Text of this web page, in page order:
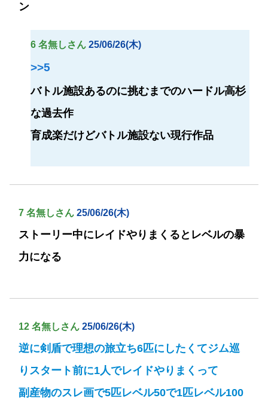
ン
6 名無しさん 25/06/26(木)
>>5
バトル施設あるのに挑むまでのハードル高杉
な過去作
育成楽だけどバトル施設ない現行作品
7 名無しさん 25/06/26(木)
ストーリー中にレイドやりまくるとレベルの暴
力になる
12 名無しさん 25/06/26(木)
逆に剣盾で理想の旅立ち6匹にしたくてジム巡
りスタート前に1人でレイドやりまくって
副産物のスレ画で5匹レベル50で1匹レベル100